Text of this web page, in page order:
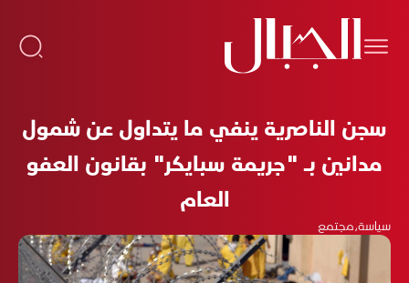
سجن الناصرية ينفي ما يتداول عن شمول
مدانين بـ "جريمة سبايكر" بقانون العفو
العام
سياسة،مجتمع